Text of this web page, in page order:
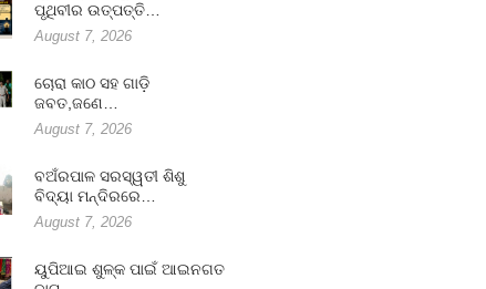
ପୃଥିବୀର ଉତ୍ପତ୍ତି…
August 7, 2026
ଚୋରା କାଠ ସହ ଗାଡ଼ି
ଜବତ,ଜଣେ…
August 7, 2026
ବଅଁରପାଳ ସରସ୍ୱତୀ ଶିଶୁ
ବିଦ୍ୟା ମନ୍ଦିରରେ…
August 7, 2026
ୟୁପିଆଇ ଶୁଳ୍କ ପାଇଁ ଆଇନଗତ